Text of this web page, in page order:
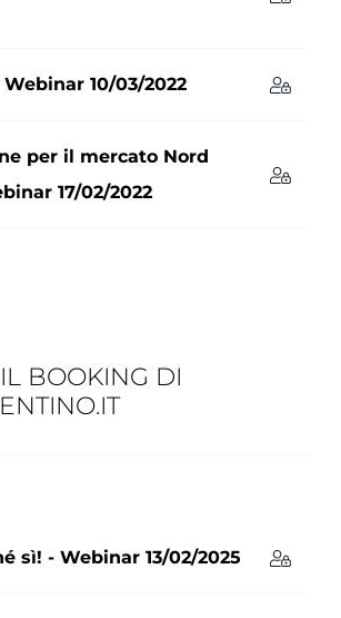
10/03/2022
per il mercato Nord
17/02/2022
BOOKING DI
sì! - Webinar 13/02/2025